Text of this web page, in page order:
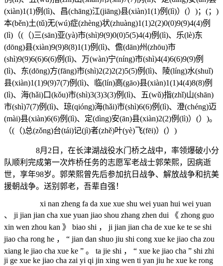
(xiàn)1(1)例(lì)、昌(chāng)江(jiāng)县(xiàn)1(1)例(lì)）(）)；(；)
本(běn)土(tǔ)无(wú)症(zhèng)状(zhuàng)1(1)2(2)0(0)9(9)4(4)例
(lì)（(（)三(sān)亚(yà)市(shì)9(9)0(0)5(5)4(4)例(lì)、乐(lè)东
(dōng)县(xiàn)9(9)8(8)1(1)例(lì)、儋(dān)州(zhōu)市
(shì)9(9)6(6)6(6)例(lì)、万(wàn)宁(níng)市(shì)4(4)6(6)9(9)例
(lì)、东(dōng)方(fāng)市(shì)2(2)2(2)5(5)例(lì)、陵(líng)水(shuǐ)
县(xiàn)1(1)9(9)7(7)例(lì)、临(lín)高(gāo)县(xiàn)1(1)4(4)8(8)例
(lì)、海(hǎi)口(kǒu)市(shì)3(3)3(3)例(lì)、五(wǔ)指(zhǐ)山(shān)
市(shì)7(7)例(lì)、琼(qióng)海(hǎi)市(shì)6(6)例(lì)、澄(chéng)迈
(mài)县(xiàn)6(6)例(lì)、定(dìng)安(ān)县(xiàn)2(2)例(lì)）(）)。
（(（)总(zǒng)台(tái)记(jì)者(zhě)叶(yè)飞(fēi)）(）)
8月2日，在长津湖战役水门桥之战中，率领爆破小分
队顺利完成第一次炸桥任务的志愿军老战士郭荣熙，因病逝
世，享年98岁。郭荣熙曾先后参加抗日战争、解放战争和抗美
援朝战争。送别郭老，吾辈自强！
xi nan zheng fa da xue xue shu wei yuan hui wei yuan
、 ji jian jian cha xue yuan jiao shou zhang zhen dui 《 zhong guo
xin wen zhou kan 》 biao shi ， ji jian jian cha de xue ke te se shi
jiao cha rong he ， “ jian dan shuo jiu shi cong xue ke jiao cha zou
xiang le jiao cha xue ke ” 。 ta jie shi ， “ xue ke jiao cha ” shi zhi
ji ge xue ke jiao cha zai yi qi jin xing wen ti yan jiu he xue ke rong